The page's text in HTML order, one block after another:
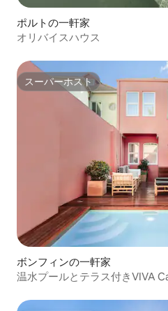
ポルトの一軒家
オリバイスハウス
スーパーホスト
スーパーホスト
ボンフィンの一軒家
温水プールとテラス付きVIVA